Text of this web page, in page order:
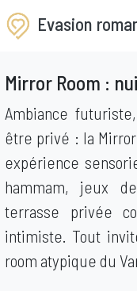
Evasion
Mirror Room :
Ambiance
être privé : la
expérience
hammam, jeux
terrasse privée
intimiste. Tout
room atypique du